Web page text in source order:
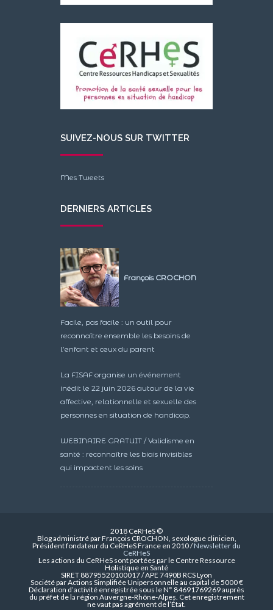
SUIVEZ-NOUS SUR TWITTER
Mes Tweets
DERNIERS ARTICLES
François CROCHON
Facile, pas facile : un outil pour
reconnaître ensemble les besoins de
l’enfant et ceux du parent
La FISAF organise un événement
inédit le 22 juin 2026 autour de la vie
affective, relationnelle et sexuelle des
personnes en situation de handicap.
WEBINAIRE GRATUIT / Validisme en
santé : reconnaître les biais invisibles
qui impactent les soins
2018 CeRHeS ©
Blog administré par François CROCHON, sexologue clinicien,
Président fondateur du CeRHeS France en 2010 /Newsletter du
CeRHeS
Les actions du CeRHeS sont portées par le Centre Ressource
Holistique en Santé
SIRET 88795520100017 / APE 7490B RCS Lyon
Société par Actions Simplifiée Unipersonnelle au capital de 5000 €
Déclaration d’activité enregistrée sous le N° 84691769269 auprès
du préfet de la région Auvergne-Rhône-Alpes. Cet enregistrement
ne vaut pas agrément de l’État.